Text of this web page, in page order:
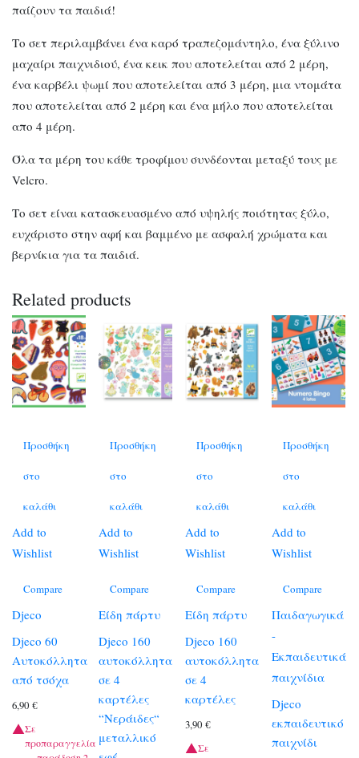
παίζουν τα παιδιά!
Το σετ περιλαμβάνει ένα καρό τραπεζομάντηλο, ένα ξύλινο
μαχαίρι παιχνιδιού, ένα κεικ που αποτελείται από 2 μέρη,
ένα καρβέλι ψωμί που αποτελείται από 3 μέρη, μια ντομάτα
που αποτελείται από 2 μέρη και ένα μήλο που αποτελείται
απο 4 μέρη.
Όλα τα μέρη του κάθε τροφίμου συνδέονται μεταξύ τους με
Velcro.
Το σετ είναι κατασκευασμένο από υψηλής ποιότητας ξύλο,
ευχάριστο στην αφή και βαμμένο με ασφαλή χρώματα και
βερνίκια για τα παιδιά.
Related products
Προσθήκη
στο
καλάθι
Add to
Wishlist
Compare
Djeco
Djeco 60
Αυτοκόλλητα
από τσόχα
6,90 €
Σε
προπαραγγελία
Προσθήκη
στο
καλάθι
Add to
Wishlist
Compare
Είδη πάρτυ
Djeco 160
αυτοκόλλητα
σε 4
καρτέλες
“Νεράιδες“
μεταλλικό
Προσθήκη
στο
καλάθι
Add to
Wishlist
Compare
Είδη πάρτυ
Djeco 160
αυτοκόλλητα
σε 4
καρτέλες
3,90€
Σε
Προσθήκη
στο
καλάθι
Add to
Wishlist
Compare
Παιδαγωγικά
-
Εκπαιδευτικά
παιχνίδια
Djeco
εκπαιδευτικό
παιχνίδι